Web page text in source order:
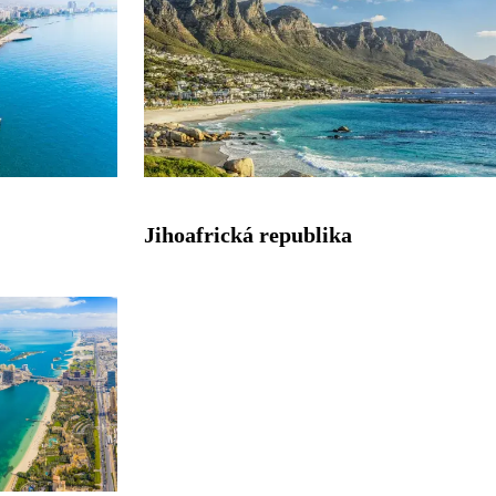
Jihoafrická republika